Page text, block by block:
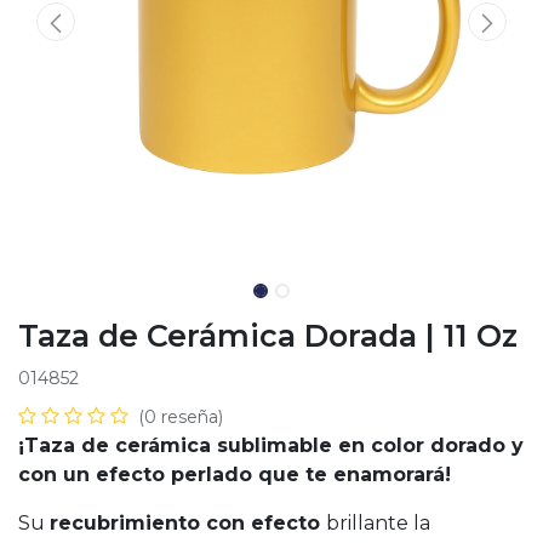
Taza de Cerámica Dorada | 11 Oz
014852
(0 reseña)
¡Taza de cerámica sublimable en color dorado y
con un efecto perlado que te enamorará!
Su recubrimiento con efecto brillante la